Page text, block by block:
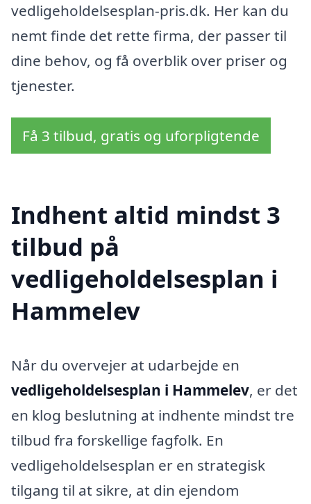
vedligeholdelsesplan-pris.dk. Her kan du
nemt finde det rette firma, der passer til
dine behov, og få overblik over priser og
tjenester.
Få 3 tilbud, gratis og uforpligtende
Indhent altid mindst 3
tilbud på
vedligeholdelsesplan i
Hammelev
Når du overvejer at udarbejde en
vedligeholdelsesplan i Hammelev, er det
en klog beslutning at indhente mindst tre
tilbud fra forskellige fagfolk. En
vedligeholdelsesplan er en strategisk
tilgang til at sikre, at din ejendom